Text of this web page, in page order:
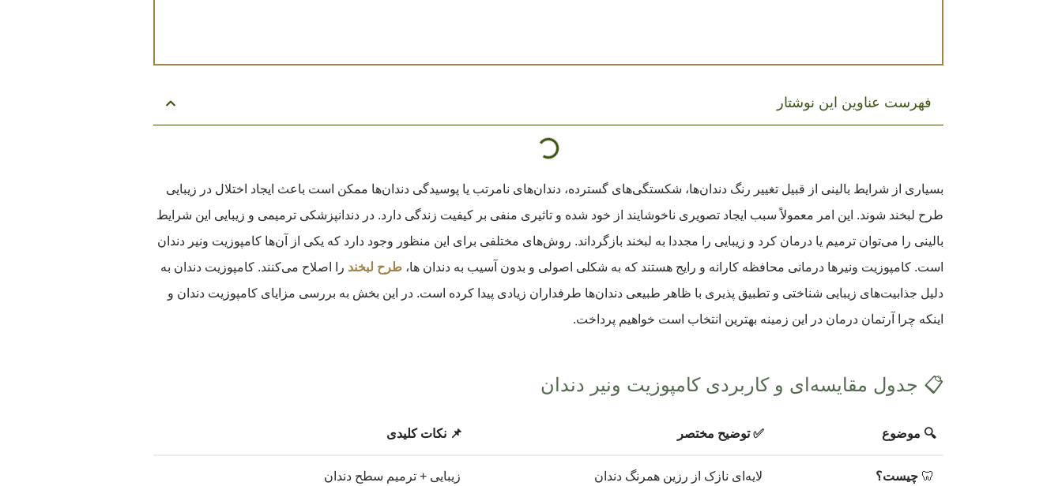
فهرست عناوین این نوشتار
بسیاری از شرایط بالینی از قبیل تغییر رنگ دندان‌ها، شکستگی‌های گسترده، دندان‌های نامرتب یا پوسیدگی دندان‌ها ممکن است باعث ایجاد اختلال در زیبایی
طرح لبخند شوند. این امر معمولاً سبب ایجاد تصویری ناخوشایند از خود شده و تاثیری منفی بر کیفیت زندگی دارد. در دندانپزشکی ترمیمی و زیبایی این شرایط
بالینی را می‌توان ترمیم یا درمان کرد و زیبایی را مجددا به لبخند بازگرداند. روش‌های مختلفی برای این منظور وجود دارد که یکی از آن‌ها کامپوزیت ونیر دندان
است. کامپوزیت ونیرها درمانی محافظه کارانه و رایج هستند که به شکلی اصولی و بدون آسیب به دندان ها، طرح لبخند را اصلاح می‌کنند. کامپوزیت دندان به
دلیل جذابیت‌های زیبایی شناختی و تطبیق پذیری با ظاهر طبیعی دندان‌ها طرفداران زیادی پیدا کرده است. در این بخش به بررسی مزایای کامپوزیت دندان و
اینکه چرا آرتمان درمان در این زمینه بهترین انتخاب است خواهیم پرداخت.
📋 جدول مقایسه‌ای و کاربردی کامپوزیت ونیر دندان
🔍 موضوع ✅ توضیح مختصر 📌 نکات کلیدی
🦷 چیست؟ لایه‌ای نازک از رزین همرنگ دندان زیبایی + ترمیم سطح دندان